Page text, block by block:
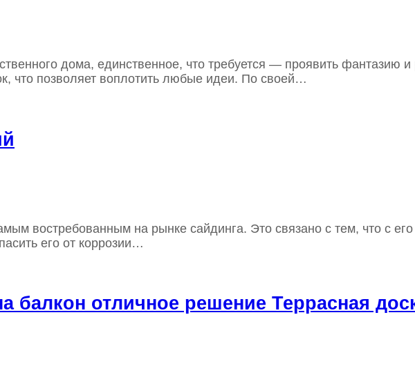
дома, единственное, что требуется — проявить фантазию
что позволяет воплотить любые идеи. По своей…
востребованным на рынке сайдинга. Это связано с тем, что с
его от коррозии…
балкон отличное решение Террасная